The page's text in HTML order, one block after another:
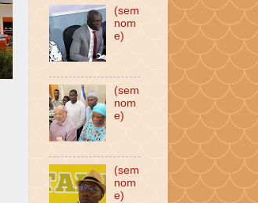
(sem
nom
e)
(sem
nom
e)
(sem
nom
e)